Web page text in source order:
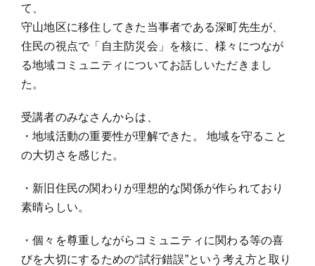
て、
守山地区に移住してきた当事者である深町先生が、
住民の視点で「自主防災会」を核に、様々につなが
る地域コミュニティについてお話しいただきまし
た。
受講者のみなさんからは、
・地域活動の重要性が理解できた。 地域を守ること
の大切さを感じた。
・新旧住民の関わりが理想的な関係が作られており
素晴らしい。
・個々を尊重しながらコミュニティに関わる等の喜
びを大切にするための“試行錯誤”という考え方と取り